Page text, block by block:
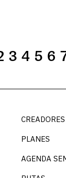
3 4 5 6
CREADORES
PLANES
AGENDA